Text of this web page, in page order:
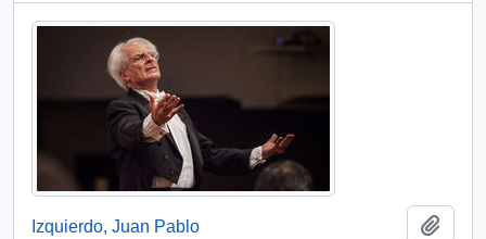
Izquierdo, Juan Pablo